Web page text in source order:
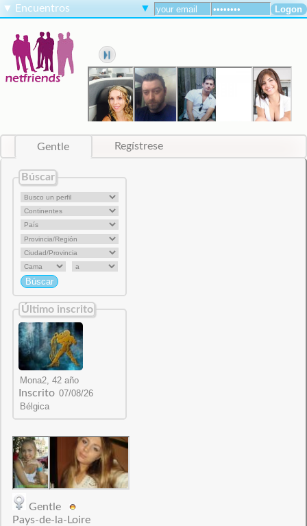
▼ Encuentros ▼
Gentle Regístrese
Búscar
Último inscrito
Inscrito
Gentle
Pays-de-la-Loire